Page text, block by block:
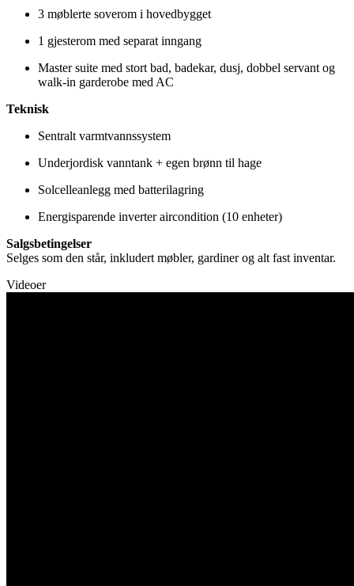
3 møblerte soverom i hovedbygget
1 gjesterom med separat inngang
Master suite med stort bad, badekar, dusj, dobbel servant og
walk-in garderobe med AC
Teknisk
Sentralt varmtvannssystem
Underjordisk vanntank + egen brønn til hage
Solcelleanlegg med batterilagring
Energisparende inverter aircondition (10 enheter)
Salgsbetingelser
Selges som den står, inkludert møbler, gardiner og alt fast inventar.
Videoer